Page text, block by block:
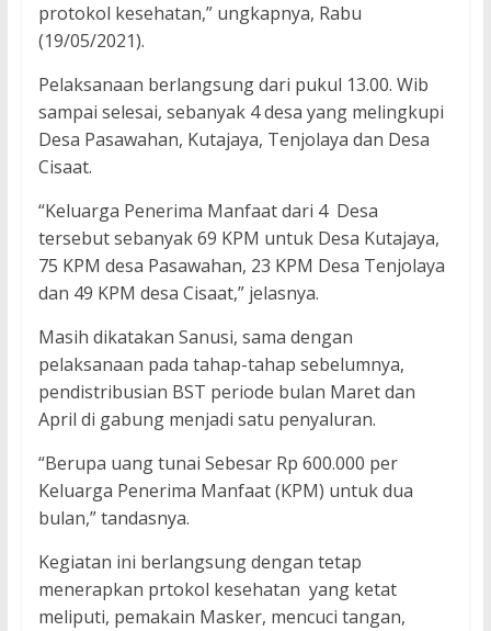
protokol kesehatan,” ungkapnya, Rabu
(19/05/2021).
Pelaksanaan berlangsung dari pukul 13.00. Wib
sampai selesai, sebanyak 4 desa yang melingkupi
Desa Pasawahan, Kutajaya, Tenjolaya dan Desa
Cisaat.
“Keluarga Penerima Manfaat dari 4 Desa
tersebut sebanyak 69 KPM untuk Desa Kutajaya,
75 KPM desa Pasawahan, 23 KPM Desa Tenjolaya
dan 49 KPM desa Cisaat,” jelasnya.
Masih dikatakan Sanusi, sama dengan
pelaksanaan pada tahap-tahap sebelumnya,
pendistribusian BST periode bulan Maret dan
April di gabung menjadi satu penyaluran.
“Berupa uang tunai Sebesar Rp 600.000 per
Keluarga Penerima Manfaat (KPM) untuk dua
bulan,” tandasnya.
Kegiatan ini berlangsung dengan tetap
menerapkan prtokol kesehatan yang ketat
meliputi, pemakain Masker, mencuci tangan,